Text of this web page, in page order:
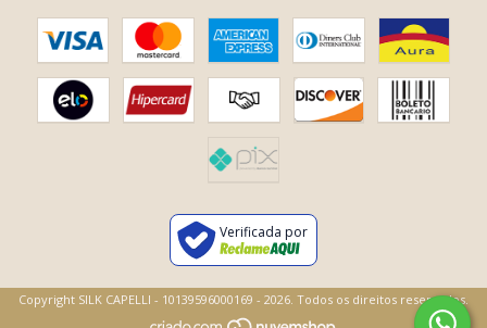
Verificada por
Copyright SILK CAPELLI - 10139596000169 - 2026. Todos os direitos reservados.